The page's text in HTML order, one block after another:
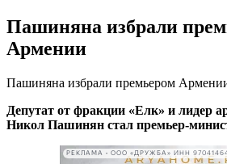
Пашиняна избрали
Армении
Пашиняна избрали премьером
Депутат от фракции «Елк» и лидер
Никол Пашинян стал премьер-
РЕКЛАМА • ООО «ДРУЖБА» ИНН